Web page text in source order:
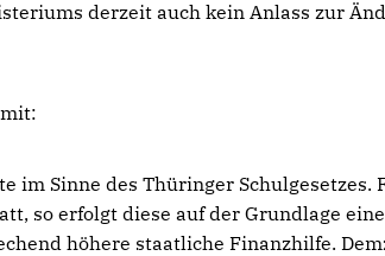
derzeit auch kein Anlass zur
Sinne des Thüringer Schulgesetzes.
so erfolgt diese auf der Grundlage
höhere staatliche Finanzhilfe.